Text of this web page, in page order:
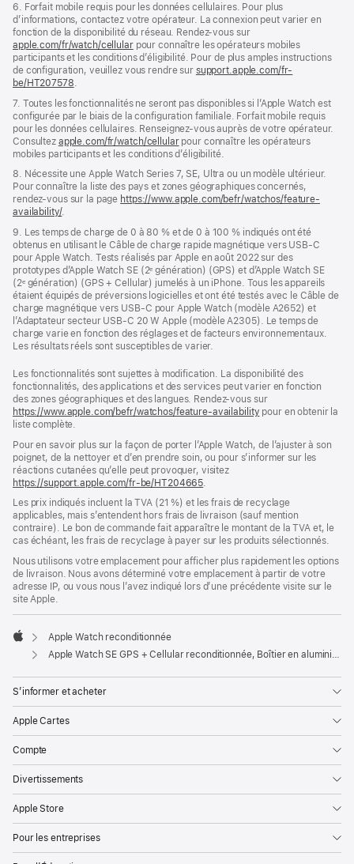
6. Forfait mobile requis pour les données cellulaires. Pour plus
d’informations, contactez votre opérateur. La connexion peut varier en
fonction de la disponibilité du réseau. Rendez‑vous sur
apple.com/fr/watch/cellularpour connaître les opérateurs mobiles
participants et les conditions d’éligibilité. Pour de plus amples instructions
de configuration, veuillez vous rendre sur support.apple.com/fr-
be/HT207578.
7. Toutes les fonctionnalités ne seront pas disponibles si l’Apple Watch est
configurée par le biais de la configuration familiale. Forfait mobile requis
pour les données cellulaires. Renseignez-vous auprès de votre opérateur.
Consultez apple.com/fr/watch/cellularpour connaître les opérateurs
mobiles participants et les conditions d’éligibilité.
8. Nécessite une Apple Watch Series 7, SE, Ultra ou un modèle ultérieur.
Pour connaître la liste des pays et zones géographiques concernés,
rendez-vous sur la page https://www.apple.com/befr/watchos/feature-
availability/.
9. Les temps de charge de 0 à 80 % et de 0 à 100 % indiqués ont été
obtenus en utilisant le Câble de charge rapide magnétique vers USB‑C
pour Apple Watch. Tests réalisés par Apple en août 2022 sur des
prototypes d’Apple Watch SE (2ᵉ génération) (GPS) et d’Apple Watch SE
(2ᵉ génération) (GPS + Cellular) jumelés à un iPhone. Tous les appareils
étaient équipés de préversions logicielles et ont été testés avec le Câble de
charge magnétique vers USB‑C pour Apple Watch (modèle A2652) et
l’Adaptateur secteur USB-C 20 W Apple (modèle A2305). Le temps de
charge varie en fonction des réglages et de facteurs environnementaux.
Les résultats réels sont susceptibles de varier.
Les fonctionnalités sont sujettes à modification. La disponibilité des
fonctionnalités, des applications et des services peut varier en fonction
des zones géographiques et des langues. Rendez-vous sur
https://www.apple.com/befr/watchos/feature-availability pour en obtenir la
liste complète.
Pour en savoir plus sur la façon de porter l’Apple Watch, de l’ajuster à son
poignet, de la nettoyer et d’en prendre soin, ou pour s’informer sur les
réactions cutanées qu’elle peut provoquer, visitez
https://support.apple.com/fr-be/HT204665
Les prix indiqués incluent la TVA (21 %) et les frais de recyclage
applicables, mais s’entendent hors frais de livraison (sauf mention
contraire). Le bon de commande fait apparaître le montant de la TVA et, le
cas échéant, les frais de recyclage à payer sur les produits sélectionnés.
Nous utilisons votre emplacement pour afficher plus rapidement les options
de livraison. Nous avons déterminé votre emplacement à partir de votre
adresse IP, ou vous nous l’avez indiqué lors d’une précédente visite sur le
site Apple.
Apple
Apple Watch reconditionnée
Apple Watch SE GPS + Cellular reconditionnée, Boîtier en aluminium minuit de 40 mm, Bracelet Sport minuit M/L
S’informer et acheter
Apple Cartes
Compte
Divertissements
Apple Store
Pour les entreprises